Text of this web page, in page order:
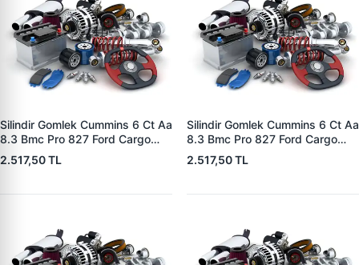
Silindir Gomlek Cummins 6 Ct Aa
8.3 Bmc Pro 827 Ford Cargo
3226 Euro 1 / 114 Mm+150
Farkli | YENMAK 5195-15
2.517,50 TL
Silindir Gomlek Cummins 6 Ct Aa
8.3 Bmc Pro 827 Ford Cargo
3226 Euro 1 / 114 Mm+120
Farkli | YENMAK 5195-12
2.517,50 TL